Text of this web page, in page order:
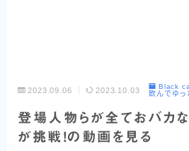
2023.09.06 2023.10.03
Black
飲んでゆっ
登場人物らが全ておバカ
が挑戦！の動画を見る